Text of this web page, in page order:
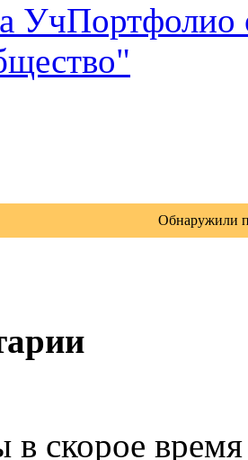
УчПортфолио
Обнаружили
в скорое